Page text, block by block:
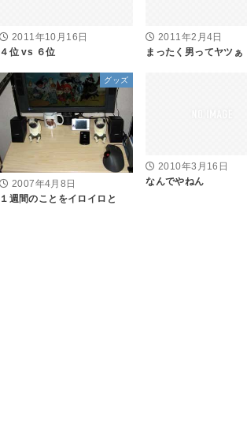
2011年10月16日
４位 vs ６位
2011年2月4日
まったく男ってヤツぁ
グッズ
2007年4月8日
１週間のことをイロイロと
2010年3月16日
なんでやねん